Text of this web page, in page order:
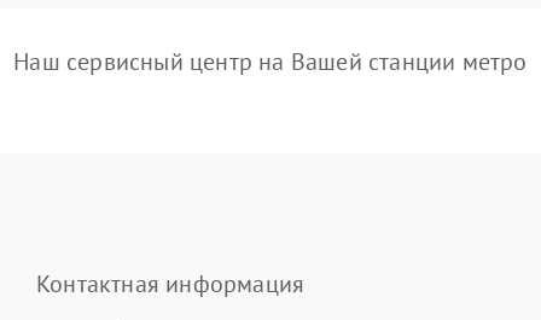
Наш сервисный центр на Вашей станции метро
Контактная информация